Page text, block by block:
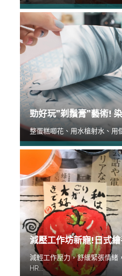
勁好玩”剃鬚膏”藝術!
整蛋糕唧花、用水槍射水、用
減壓工作坊新寵!日式繪
減輕工作壓力，舒緩緊張情緒
HR...